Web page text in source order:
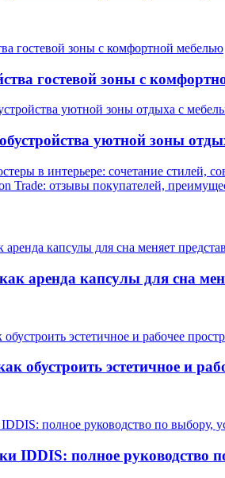
гостевой зоны с
уютной зоны
в интерьере: сочетание стилей,
Trade: отзывы покупателей,
аренда капсулы для сна
обустроить эстетичное и
IDDIS: полное руководство